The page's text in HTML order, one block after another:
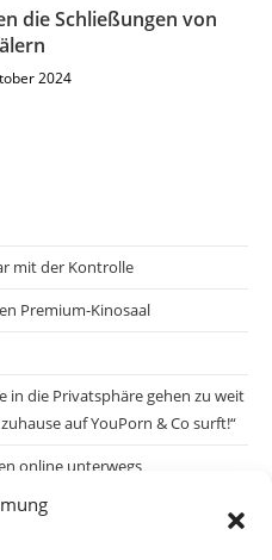
die Schließungen von
2024
mit der Kontrolle
Premium-Kinosaal
in die Privatsphäre gehen zu weit
auf YouPorn & Co surft!“
online unterwegs
„Erst nach einem Anschlag wäre